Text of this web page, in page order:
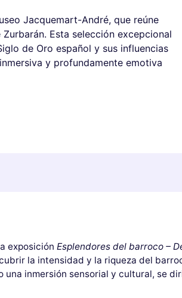
Jacquemart-André, que reúne
Esta selección excepcional
de Oro español y sus influencias
y profundamente emotiva
exposición Esplendores del barroco –
la intensidad y la riqueza del
inmersión sensorial y cultural, se